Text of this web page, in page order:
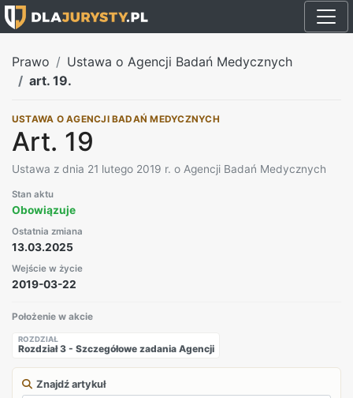
Prawo
Ustawa o Agencji Badań Medycznych
art. 19.
USTAWA O AGENCJI BADAŃ MEDYCZNYCH
Art. 19
Ustawa z dnia 21 lutego 2019 r. o Agencji Badań Medycznych
Stan aktu
Obowiązuje
Ostatnia zmiana
13.03.2025
Wejście w życie
2019-03-22
Położenie w akcie
ROZDZIAŁ
Rozdział 3 - Szczegółowe zadania Agencji
Znajdź artykuł